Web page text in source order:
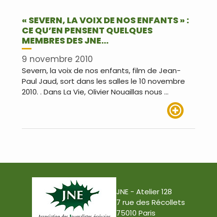
« SEVERN, LA VOIX DE NOS ENFANTS » :
CE QU’EN PENSENT QUELQUES
MEMBRES DES JNE…
9 novembre 2010
Severn, la voix de nos enfants, film de Jean-
Paul Jaud, sort dans les salles le 10 novembre
2010. . Dans La Vie, Olivier Nouaillas nous …
JNE - Atelier 128
7 rue des Récollets
75010 Paris